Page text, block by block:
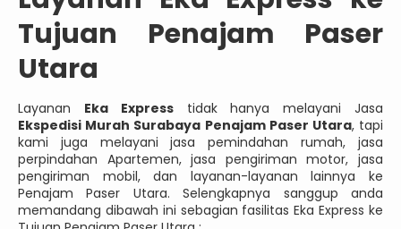
Tujuan Penajam Paser
Utara
Layanan Eka Expresstidak hanya melayani Jasa
Ekspedisi Murah Surabaya Penajam Paser Utara, tapi
kami juga melayani jasa pemindahan rumah, jasa
perpindahan Apartemen, jasa pengiriman motor, jasa
pengiriman mobil, dan layanan-layanan lainnya ke
Penajam Paser Utara. Selengkapnya sanggup anda
memandang dibawah ini sebagian fasilitas Eka Express ke